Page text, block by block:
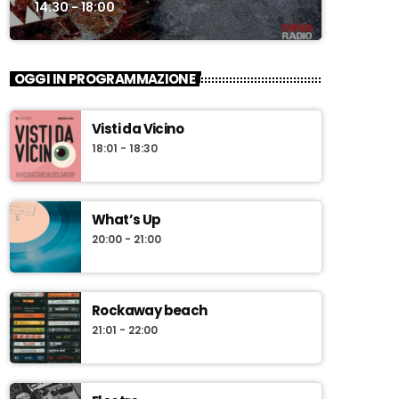
14:30 - 18:00
OGGI IN PROGRAMMAZIONE
Visti da Vicino
18:01 - 18:30
What’s Up
20:00 - 21:00
Rockaway beach
21:01 - 22:00